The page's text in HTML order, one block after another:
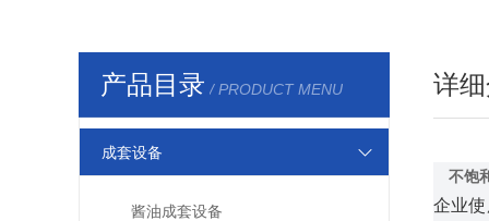
产品目录 / PRODUCT MENU
成套设备
酱油成套设备
详
不饱
企业